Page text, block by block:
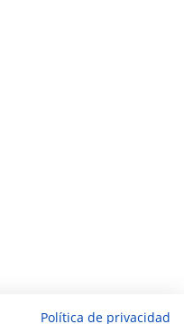
Política de privacidad